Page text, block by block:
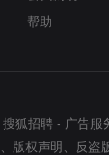
帮助
搜狐招聘 - 广告服
、 版权声明 、 反盗